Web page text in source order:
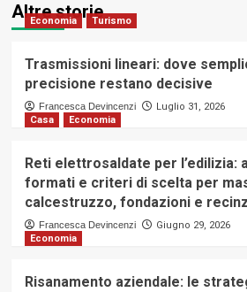
Altre storie
Economia Turismo
Trasmissioni lineari: dove
precisione restano decisive
Francesca Devincenzi
Luglio 31, 2026
Casa
Economia
Reti elettrosaldate per l’edilizia:
formati e criteri di scelta per
calcestruzzo, fondazioni e
Francesca Devincenzi
Giugno 29, 2026
Economia
Risanamento aziendale: le